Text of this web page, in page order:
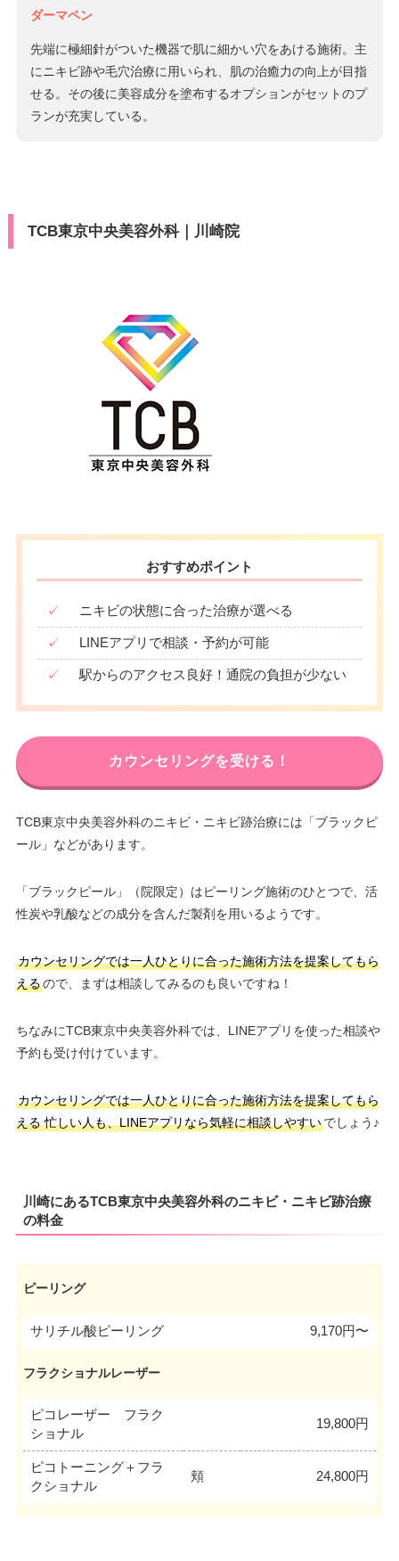
ダーマペン
先端に極細針がついた機器で肌に細かい穴をあける施術。主
にニキビ跡や毛穴治療に用いられ、肌の治癒力の向上が目指
せる。その後に美容成分を塗布するオプションがセットのプ
ランが充実している。
TCB東京中央美容外科｜川崎院
おすすめポイント
✓ ニキビの状態に合った治療が選べる
✓ LINEアプリで相談・予約が可能
✓ 駅からのアクセス良好！通院の負担が少ない
カウンセリングを受ける！
TCB東京中央美容外科のニキビ・ニキビ跡治療には「ブラックピ
ール」などがあります。
「ブラックピール」（院限定）はピーリング施術のひとつで、活
性炭や乳酸などの成分を含んだ製剤を用いるようです。
カウンセリングでは一人ひとりに合った施術方法を提案してもら
えるので、まずは相談してみるのも良いですね！
ちなみにTCB東京中央美容外科では、LINEアプリを使った相談や
予約も受け付けています。
カウンセリングでは一人ひとりに合った施術方法を提案してもら
える 忙しい人も、LINEアプリなら気軽に相談しやすいでしょう♪
川崎にあるTCB東京中央美容外科のニキビ・ニキビ跡治療
の料金
ピーリング
サリチル酸ピーリング 9,170円〜
フラクショナルレーザー
ピコレーザー フラク
ショナル
19,800円
ピコトーニング＋フラ
クショナル
頬 24,800円